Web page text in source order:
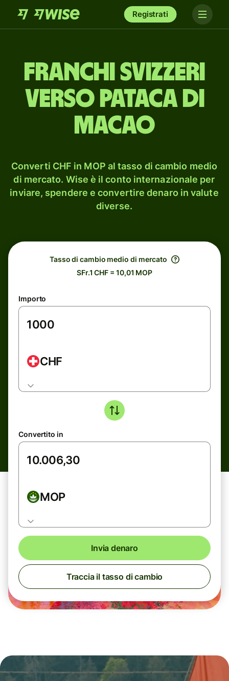
Registrati
franchi svizzeri
verso pataca di
Macao
Converti CHF in MOP al tasso di cambio medio
di mercato. Wise è il conto internazionale per
inviare, spendere e convertire denaro in valute
diverse.
Tasso di cambio medio di mercato
SFr.1 CHF = 10,01 MOP
Importo
CHF
Convertito in
MOP
Invia denaro
Traccia il tasso di cambio